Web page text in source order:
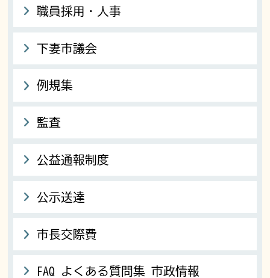
職員採用・人事
下妻市議会
例規集
監査
公益通報制度
公示送達
市長交際費
FAQ よくある質問集 市政情報